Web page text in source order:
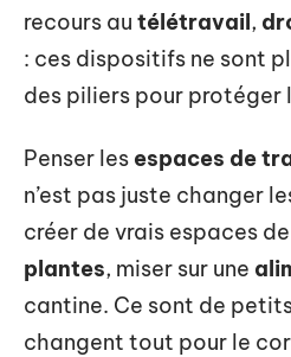
recours au télétravail,
: ces dispositifs ne sont
des piliers pour protéger
Penser les espaces de
n’est pas juste changer
créer de vrais espaces
plantes, miser sur une
cantine. Ce sont de
changent tout pour le